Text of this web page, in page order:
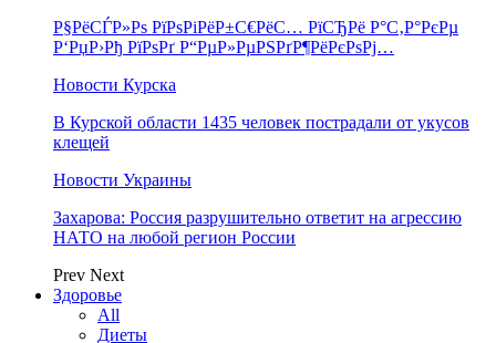
Р§РёСЃР»Рѕ РїРѕРіРёР±С€РёС… РїСЂРё Р°С‚Р°РєРµ
Р‘РџР›Рђ РїРѕРґ Р“РµР»РµРЅРґР¶РёРєРѕРј…
Новости Курска
В Курской области 1435 человек пострадали от укусов
клещей
Новости Украины
Захарова: Россия разрушительно ответит на агрессию
НАТО на любой регион России
Prev Next
Здоровье
All
Диеты